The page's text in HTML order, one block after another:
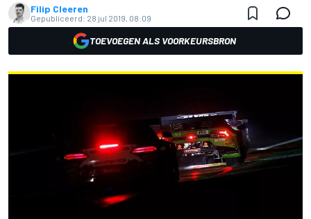
Filip Cleeren
Gepubliceerd: 28 jul 2019, 08:09
TOEVOEGEN ALS VOORKEURSBRON